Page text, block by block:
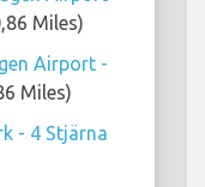
Miles)
Airport -
Miles)
- 4 Stjärna